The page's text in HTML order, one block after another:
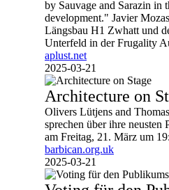
by Sauvage and Sarazin in
development." Javier
Längsbau H1 Zwhatt und
Unterfeld in der Frugality
aplust.net
2025-03-21
Architecture on
Olivers Lütjens and
sprechen über ihre neusten
am Freitag, 21. März um
barbican.org.uk
2025-03-21